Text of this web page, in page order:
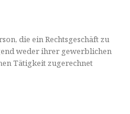
die ein Rechtsgeschäft zu
weder ihrer gewerblichen
Tätigkeit zugerechnet